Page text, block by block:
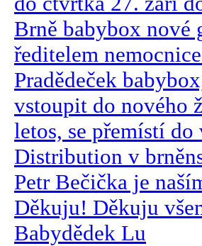
Brně babybox nové
ředitelem
Pradědeček
vstoupit do nového
letos, se přemístí
Distribution v
Petr Bečička je
Děkuju! Děkuju
Babydědek Lu